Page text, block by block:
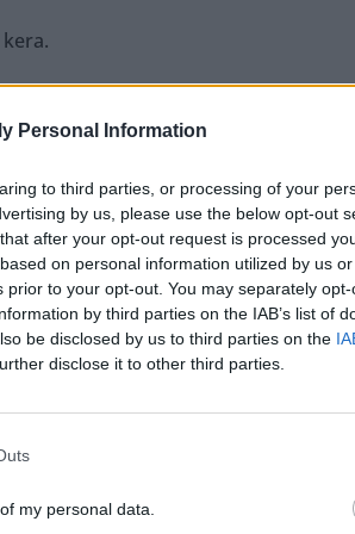
Personal Information
to third parties, or processing of your
by us, please use the below opt-out
after your opt-out request is processed
on personal information utilized by us
to your opt-out. You may separately
by third parties on the IAB’s list of
be disclosed by us to third parties on the
disclose it to other third parties.
my personal data.
kommentoi tuottaja
.
vuotta, kirjoittaa